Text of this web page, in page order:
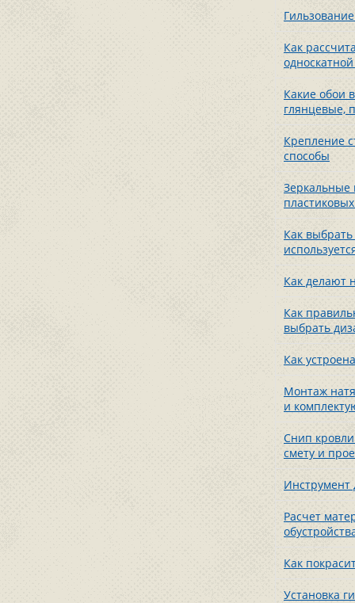
Как
Какие обои
глянцевые,
Крепление
способы
Зеркальные
Как
Как делают
Как
выбрать
Как
Монтаж
и
Снип
смету и
Инструмент
Расчет
Как
Установка